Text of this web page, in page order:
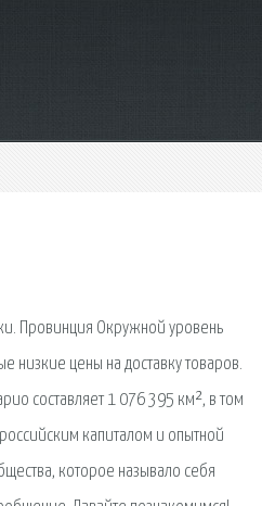
Провинция Окружной уровень
низкие цены на доставку товаров.
составляет 1 076 395 км², в том
капиталом и опытной
которое называло себя